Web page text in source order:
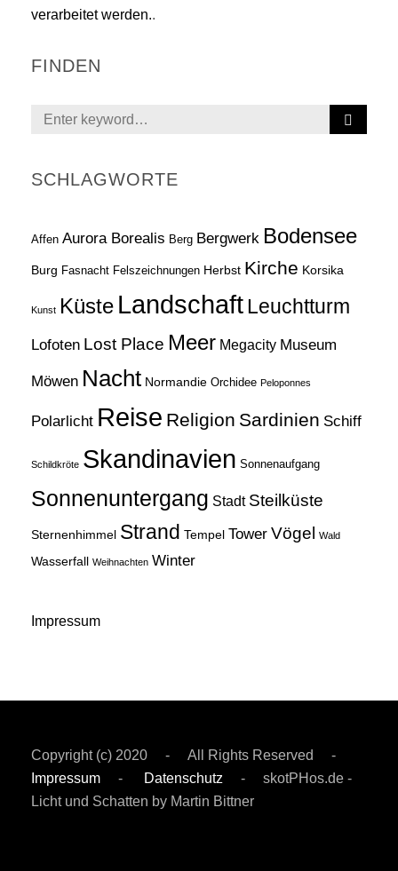
verarbeitet werden..
FINDEN
Search
E
SCHLAGWORTE
Affen Aurora Borealis Berg Bergwerk Bodensee
Burg Fasnacht Felszeichnungen Herbst Kirche Korsika
Kunst Küste LandschaftLeuchtturm
Lofoten Lost Place Meer Megacity Museum
Möwen Nacht Normandie Orchidee Peloponnes
Polarlicht Reise Religion Sardinien Schiff
Schildkröte Skandinavien Sonnenaufgang
Sonnenuntergang Stadt Steilküste
Sternenhimmel Strand Tempel Tower Vögel Wald
Wasserfall Weihnachten Winter
Impressum
Copyright (c) 2020 - All Rights Reserved -
Impressum - Datenschutz - skotPHos.de -
Licht und Schatten by Martin Bittner